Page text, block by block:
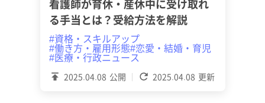
2025.04.08 公開 2025.04.08 更新
看護師が育休・産休中に受け取れ
る手当とは？受給方法を解説
#資格・スキルアップ
#働き方・雇用形態#恋愛・結婚・育児
#医療・行政ニュース